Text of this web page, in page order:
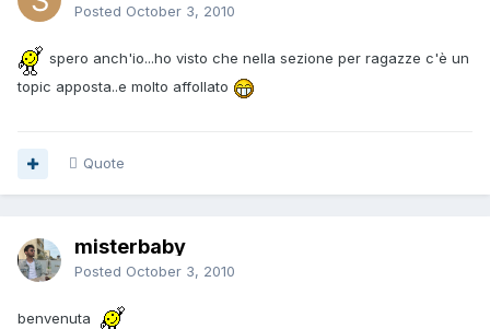
Posted October 3, 2010
spero anch'io...ho visto che nella sezione per ragazze c'è un
topic apposta..e molto affollato
Quote
misterbaby
Posted October 3, 2010
benvenuta